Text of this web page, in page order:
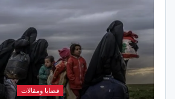
قضايا ومقالات